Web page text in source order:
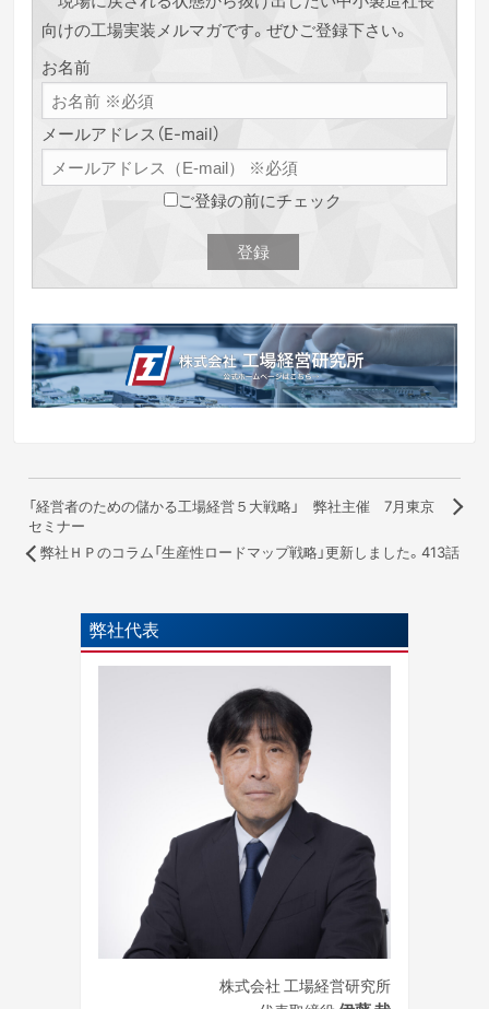
向けの工場実装メルマガです。ぜひご登録下さい。
お名前
メールアドレス（E-mail）
ご登録の前にチェック
「経営者のための儲かる工場経営５大戦略」 弊社主催 7月東京
セミナー
弊社ＨＰのコラム「生産性ロードマップ戦略」更新しました。413話
弊社代表
株式会社 工場経営研究所